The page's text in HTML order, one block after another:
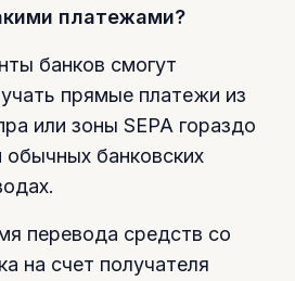
платежами?
банков смогут
прямые платежи из
или зоны SEPA гораздо
банковских
перевода средств со
на счет получателя